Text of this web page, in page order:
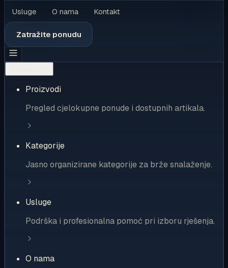
Usluge O nama Kontakt
Zatražite ponudu
Proizvodi
Pregled cjelokupne ponude i dostupnih artikala.
Kategorije
Jasno organizirane kategorije za brže snalaženje.
Usluge
Podrška i profesionalna pomoć pri izboru rješenja.
O nama